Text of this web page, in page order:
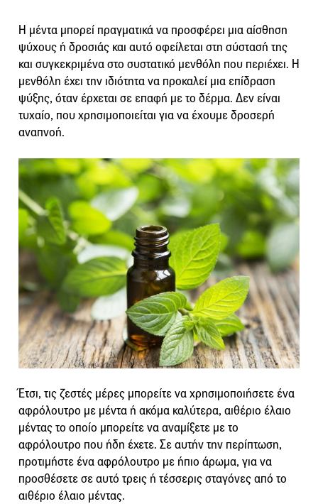
Η μέντα μπορεί πραγματικά να προσφέρει μια αίσθηση
ψύχους ή δροσιάς και αυτό οφείλεται στη σύστασή της
και συγκεκριμένα στο συστατικό μενθόλη που περιέχει. Η
μενθόλη έχει την ιδιότητα να προκαλεί μια επίδραση
ψύξης, όταν έρχεται σε επαφή με το δέρμα. Δεν είναι
τυχαίο, που χρησιμοποιείται για να έχουμε δροσερή
αναπνοή.
Έτσι, τις ζεστές μέρες μπορείτε να χρησιμοποιήσετε ένα
αφρόλουτρο με μέντα ή ακόμα καλύτερα, αιθέριο έλαιο
μέντας το οποίο μπορείτε να αναμίξετε με το
αφρόλουτρο που ήδη έχετε. Σε αυτήν την περίπτωση,
προτιμήστε ένα αφρόλουτρο με ήπιο άρωμα, για να
προσθέσετε σε αυτό τρεις ή τέσσερις σταγόνες από το
αιθέριο έλαιο μέντας.